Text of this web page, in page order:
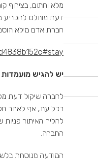
מלא וחתום, בצירוף
דעת מוחלט להכריע
חברת אדם מילא
יש להגיש מועמדות לא יאוחר
לחברה שיקול דעת
בכל עת, אף לאחר
להליך האיתור
החברה.
המודעה מנוסחת